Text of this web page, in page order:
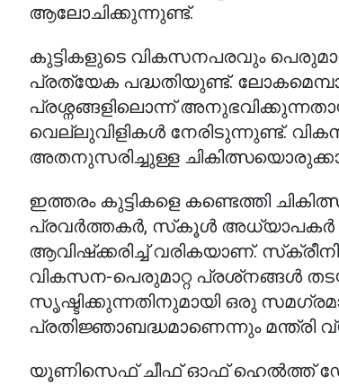
ആലോചിക്കുന്നുണ്ട്.
കുട്ടികളുടെ വികസനപരവും
പ്രത്യേക പദ്ധതിയുണ്ട്.
പ്രശ്നങ്ങളിലൊന്ന്
വെല്ലുവിളികള്‍ നേരിടുന്നുണ്ട്.
അതനുസരിച്ചുള്ള
ഇത്തരം കുട്ടികളെ കണ്ടെത്തി
പ്രവര്‍ത്തകര്‍, സ്‌കൂള്‍ അധ്യാപകര്‍
ആവിഷ്‌ക്കരിച്ച് വരികയാണ്.
വികസന-പെരുമാറ്റ പ്രശ്‌നങ്ങള്‍
സൃഷ്ടിക്കുന്നതിനുമായി ഒരു
പ്രതിജ്ഞാബദ്ധമാണെന്നും മന്ത്രി
യൂണിസെഫ് ചീഫ് ഓഫ് ഹെല്‍ത്ത് ഡോ.